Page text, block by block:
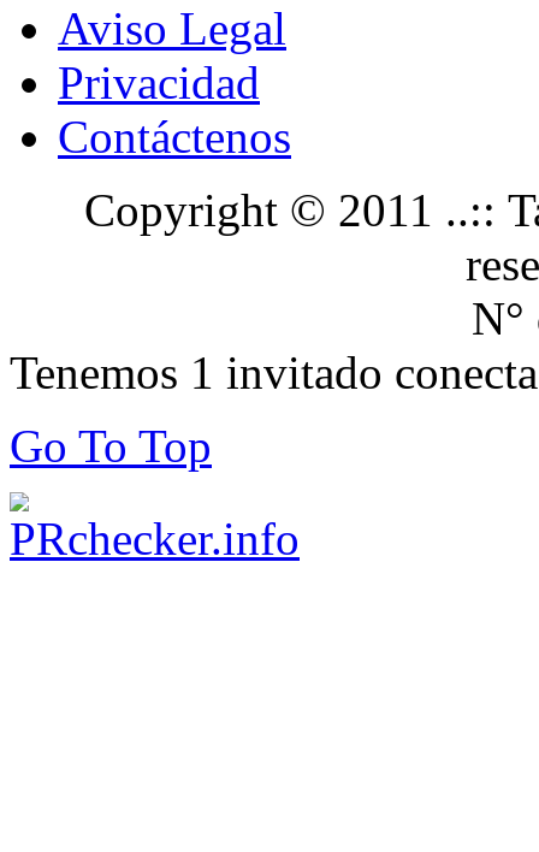
Aviso Legal
Privacidad
Contáctenos
Copyright © 2011 ..::
N°
Tenemos 1 invitado
Go To Top